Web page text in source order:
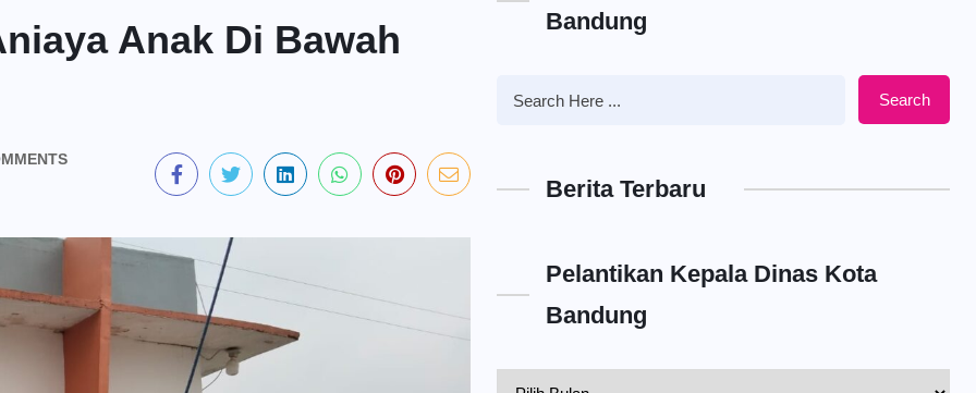
Anak Di Bawah
Bandung
Search
Berita Terbaru
Pelantikan Kepala Dinas Kota
Bandung